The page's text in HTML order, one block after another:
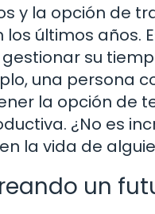
y la opción de
últimos
su
una persona
la opción de
¿No es
la vida de
un